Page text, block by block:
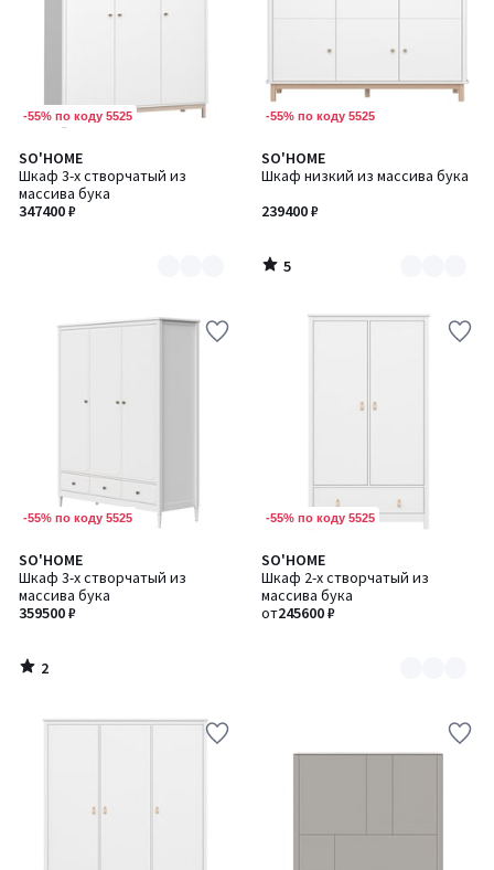
-55% по коду 5525
SO'HOME
Шкаф 3-х створчатый из
массива бука
347400 ₽
Количество
цветов:
2
-55% по коду 5525
SO'HOME
Шкаф низкий из массива бука
239400 ₽
5
/
Количество
цветов:
2
5
/
-55% по коду 5525
SO'HOME
Шкаф 3-х створчатый из
массива бука
359500 ₽
2
/
5
2
/
-55% по коду 5525
SO'HOME
Шкаф 2-х створчатый из
массива бука
от245600 ₽
Количество
цветов:
2